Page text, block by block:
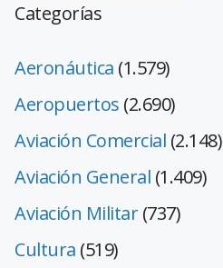
Categorías
Aeronáutica (1.579)
Aeropuertos (2.690)
Aviación Comercial (2.148)
Aviación General (1.409)
Aviación Militar(737)
Cultura (519)